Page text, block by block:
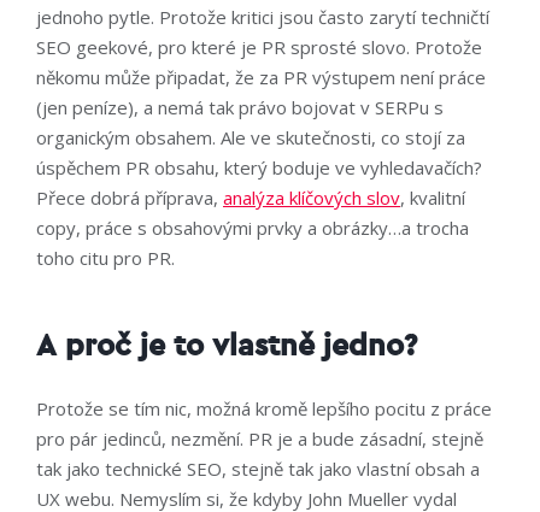
jednoho pytle. Protože kritici jsou často zarytí techničtí
SEO geekové, pro které je PR sprosté slovo. Protože
někomu může připadat, že za PR výstupem není práce
(jen peníze), a nemá tak právo bojovat v SERPu s
organickým obsahem. Ale ve skutečnosti, co stojí za
úspěchem PR obsahu, který boduje ve vyhledavačích?
Přece dobrá příprava, analýza klíčových slov, kvalitní
copy, práce s obsahovými prvky a obrázky…a trocha
toho citu pro PR.
A proč je to vlastně jedno?
Protože se tím nic, možná kromě lepšího pocitu z práce
pro pár jedinců, nezmění. PR je a bude zásadní, stejně
tak jako technické SEO, stejně tak jako vlastní obsah a
UX webu. Nemyslím si, že kdyby John Mueller vydal